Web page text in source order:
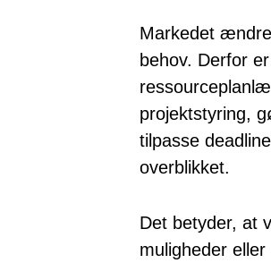
Markedet
behov. Derfor
projektstyring,
tilpasse
overblikket.
Det betyder, at
muligheder